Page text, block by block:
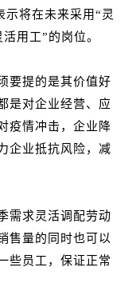
将在未来采用“灵
用工”的岗位。
要提的是其价值好
是对企业经营、应
疫情冲击，企业降
企业抵抗风险，减
需求灵活调配劳动
售量的同时也可以
些员工，保证正常